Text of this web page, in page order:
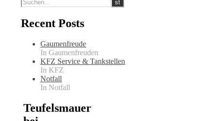
Recent Posts
Gaumenfreude
In Gaumenfreuden
KFZ Service & Tankstellen
In KFZ
Notfall
In Notfall
Teufelsmauer